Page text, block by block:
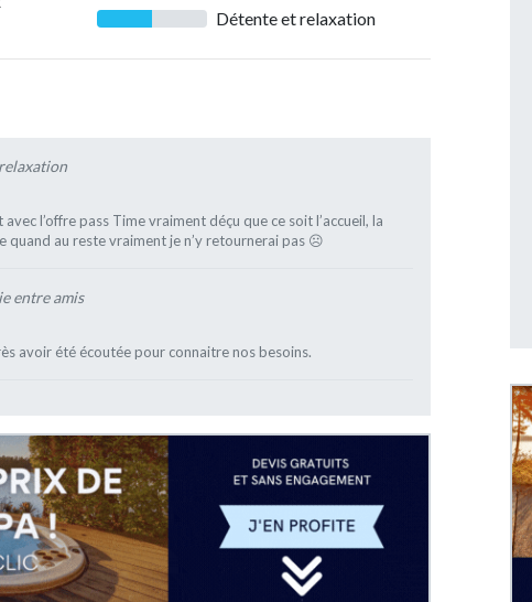
Détente et relaxation
l’offre pass Time vraiment déçu que ce soit l’accueil, la
quand au reste vraiment je n’y retournerai pas ☹️
entre amis
avoir été écoutée pour connaitre nos besoins.